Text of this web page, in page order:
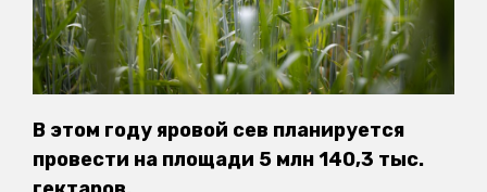
В этом году яровой сев планируется
провести на площади 5 млн 140,3 тыс.